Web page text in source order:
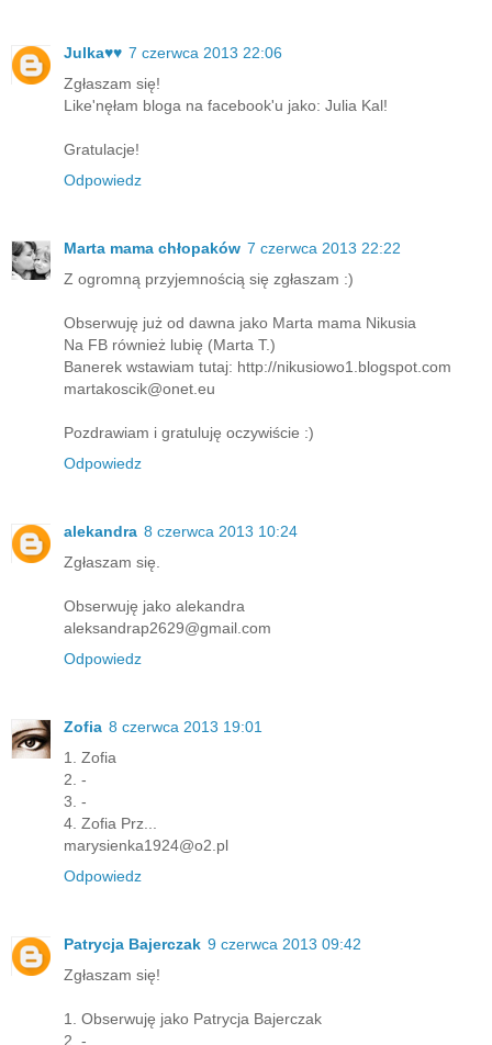
Julka♥♥ 7 czerwca 2013 22:06
Zgłaszam się!
Like'nęłam bloga na facebook'u jako: Julia Kal!
Gratulacje!
Odpowiedz
Marta mama chłopaków 7 czerwca 2013 22:22
Z ogromną przyjemnością się zgłaszam :)
Obserwuję już od dawna jako Marta mama Nikusia
Na FB również lubię (Marta T.)
Banerek wstawiam tutaj: http://nikusiowo1.blogspot.com
martakoscik@onet.eu
Pozdrawiam i gratuluję oczywiście :)
Odpowiedz
alekandra 8 czerwca 2013 10:24
Zgłaszam się.
Obserwuję jako alekandra
aleksandrap2629@gmail.com
Odpowiedz
Zofia 8 czerwca 2013 19:01
1. Zofia
2. -
3. -
4. Zofia Prz...
marysienka1924@o2.pl
Odpowiedz
Patrycja Bajerczak 9 czerwca 2013 09:42
Zgłaszam się!
1. Obserwuję jako Patrycja Bajerczak
2. -